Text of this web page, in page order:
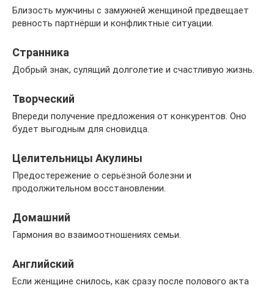
Близость мужчины с замужней женщиной предвещает
ревность партнёрши и конфликтные ситуации.
Странника
Добрый знак, сулящий долголетие и счастливую жизнь.
Творческий
Впереди получение предложения от конкурентов. Оно
будет выгодным для сновидца.
Целительницы Акулины
Предостережение о серьёзной болезни и
продолжительном восстановлении.
Домашний
Гармония во взаимоотношениях семьи.
Английский
Если женщине снилось, как сразу после полового акта